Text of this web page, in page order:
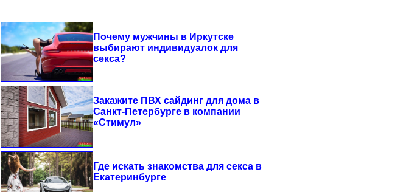
Почему мужчины в Иркутске
выбирают индивидуалок для
секса?
Закажите ПВХ сайдинг для дома в
Санкт-Петербурге в компании
«Стимул»
Где искать знакомства для секса в
Екатеринбурге